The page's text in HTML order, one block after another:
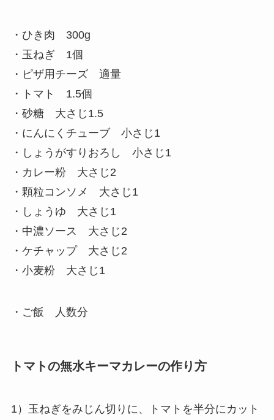
・ひき肉 300g
・玉ねぎ 1個
・ピザ用チーズ 適量
・トマト 1.5個
・砂糖 大さじ1.5
・にんにくチューブ 小さじ1
・しょうがすりおろし 小さじ1
・カレー粉 大さじ2
・顆粒コンソメ 大さじ1
・しょうゆ 大さじ1
・中濃ソース 大さじ2
・ケチャップ 大さじ2
・小麦粉 大さじ1
・ご飯 人数分
トマトの無水キーマカレーの作り方
1）玉ねぎをみじん切りに、トマトを半分にカット